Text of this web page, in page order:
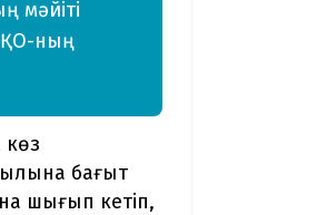
мәйіті
ның
көз
бағыт
шығып кетіп,